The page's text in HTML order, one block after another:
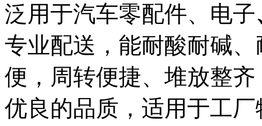
泛用于汽车零配件、电子
专业配送，能耐酸耐碱
便，周转便捷、堆放整
优良的品质，适用于工